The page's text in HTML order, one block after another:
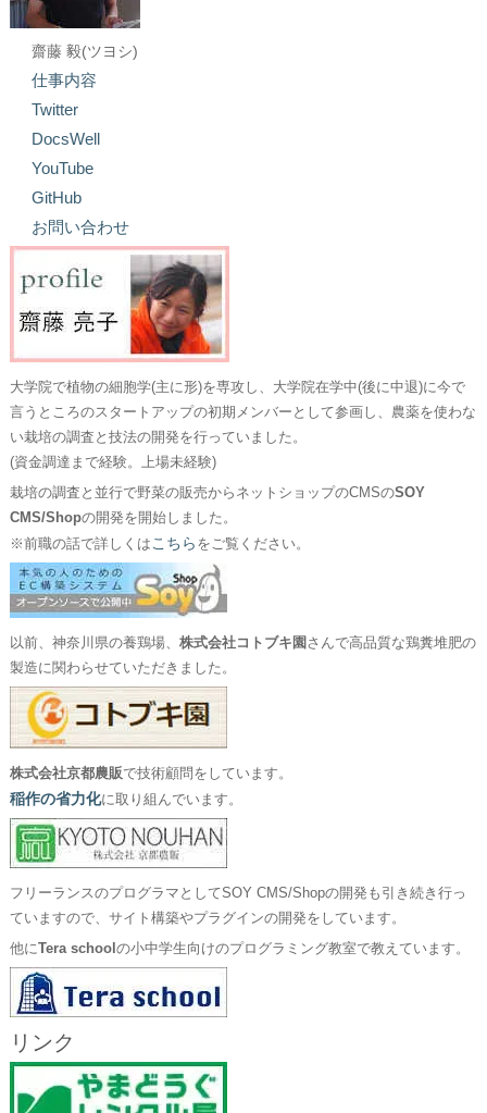
齋藤 毅(ツヨシ)
仕事内容
Twitter
DocsWell
YouTube
GitHub
お問い合わせ
大学院で植物の細胞学(主に形)を専攻し、大学院在学中(後に中退)に今で
言うところのスタートアップの初期メンバーとして参画し、農薬を使わな
い栽培の調査と技法の開発を行っていました。
(資金調達まで経験。上場未経験)
栽培の調査と並行で野菜の販売からネットショップのCMSのSOY
CMS/Shopの開発を開始しました。
※前職の話で詳しくは こちら をご覧ください。
以前、神奈川県の養鶏場、 株式会社コトブキ園 さんで高品質な鶏糞堆肥の
製造に関わらせていただきました。
株式会社京都農販で技術顧問をしています。
稲作の省力化に取り組んでいます。
フリーランスのプログラマとしてSOY CMS/Shopの開発も引き続き行っ
ていますので、サイト構築やプラグインの開発をしています。
他にTera school の小中学生向けのプログラミング教室で教えています。
リンク